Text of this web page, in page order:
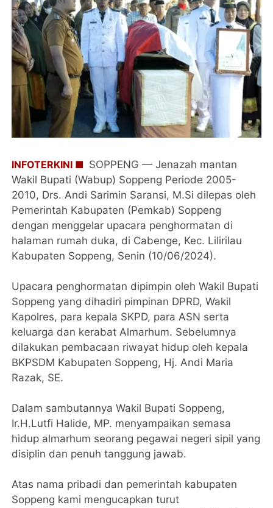
INFOTERKINI ■ SOPPENG — Jenazah mantan
Wakil Bupati (Wabup) Soppeng Periode 2005-
2010, Drs. Andi Sarimin Saransi, M.Si dilepas oleh
Pemerintah Kabupaten (Pemkab) Soppeng
dengan menggelar upacara penghormatan di
halaman rumah duka, di Cabenge, Kec. Lilirilau
Kabupaten Soppeng, Senin (10/06/2024).
Upacara penghormatan dipimpin oleh Wakil Bupati
Soppeng yang dihadiri pimpinan DPRD, Wakil
Kapolres, para kepala SKPD, para ASN serta
keluarga dan kerabat Almarhum. Sebelumnya
dilakukan pembacaan riwayat hidup oleh kepala
BKPSDM Kabupaten Soppeng, Hj. Andi Maria
Razak, SE.
Dalam sambutannya Wakil Bupati Soppeng,
Ir.H.Lutfi Halide, MP. menyampaikan semasa
hidup almarhum seorang pegawai negeri sipil yang
disiplin dan penuh tanggung jawab.
Atas nama pribadi dan pemerintah kabupaten
Soppeng kami mengucapkan turut